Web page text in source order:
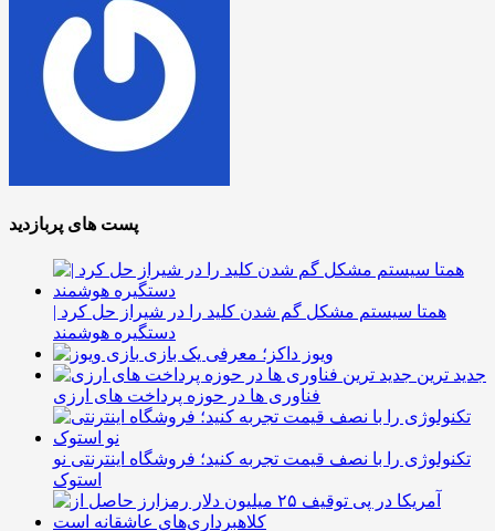
پست های پربازدید
همتا سیستم مشکل گم شدن کلید را در شیراز حل کرد |
دستگیره هوشمند
ویوز داکز؛ معرفی یک بازی
جدید ترین
فناوری ها در حوزه پرداخت های ارزی
تکنولوژی را با نصف قیمت تجربه کنید؛ فروشگاه اینترنتی نو
استوک